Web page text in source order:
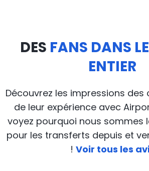
DES FANS DANS
ENTIER
Découvrez les impressions
de leur expérience avec
voyez pourquoi nous sommes
pour les transferts depuis et
! Voir tous les